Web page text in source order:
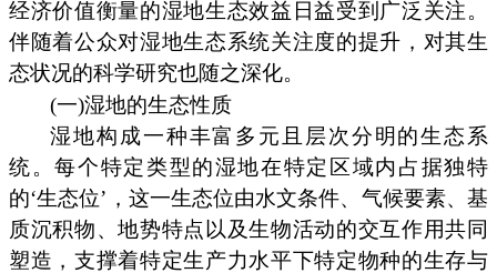
经济价值衡量的湿地生态效益日益受到广泛关注。
伴随着公众对湿地生态系统关注度的提升，对其生
态状况的科学研究也随之深化。
(一)湿地的生态性质
湿地构成一种丰富多元且层次分明的生态系
统。每个特定类型的湿地在特定区域内占据独特
的‘生态位’，这一生态位由水文条件、气候要素、基
质沉积物、地势特点以及生物活动的交互作用共同
塑造，支撑着特定生产力水平下特定物种的生存与